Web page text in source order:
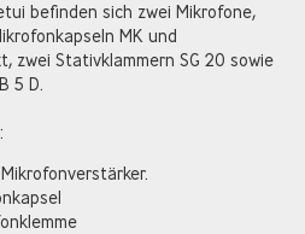
befinden sich zwei Mikrofone,
MK und
zwei Stativklammern SG 20 sowie
5 D.
Mikrofonverstärker.